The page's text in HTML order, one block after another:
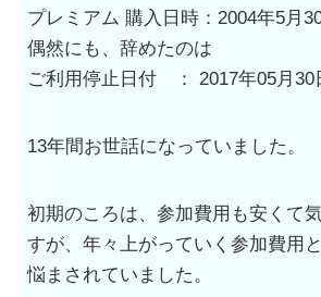
プレミアム 購入日時：2004年5月
偶然にも、辞めたのは
ご利用停止日付 ： 2017年05月30
13年間お世話になっていました。
初期のころは、参加費用も安くて
すが、年々上がっていく参加費用
悩まされていました。